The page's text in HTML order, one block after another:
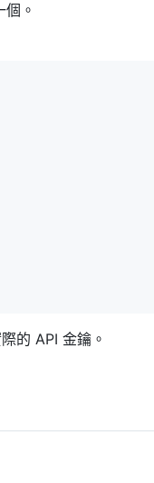
個。
的 API 金鑰。